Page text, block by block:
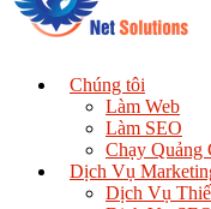
Chúng tôi
Làm Web
Làm SEO
Chạy Quảng
Dịch Vụ
Dịch Vụ